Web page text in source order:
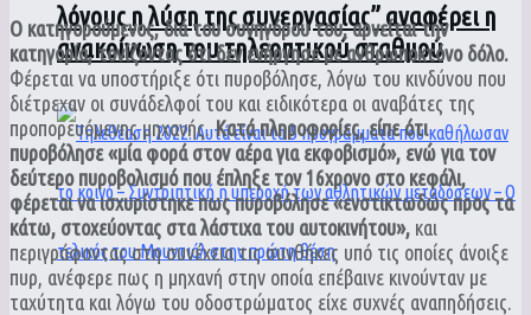
λόγους η λύση της συνεργασίας” αναφέρει η
ανακοίνωση του τηλεοπτικού σταθμού
Ο κατηγορούμενος, διά του συνηγόρου του, αρνείται την
κατηγορία, τονίζοντας ότι δεν ενήργησε με ανθρωποκτόνο δόλο.
Φέρεται να υποστήριξε ότι πυροβόλησε, λόγω του κινδύνου που
διέτρεχαν οι συνάδελφοί του και ειδικότερα οι αναβάτες της
προπορευόμενης μηχανής.Κατά πληροφορίες, είπε ότι
πυροβόλησε «μία φορά στον αέρα για εκφοβισμό», ενώ για τον
δεύτερο πυροβολισμό που έπληξε τον 16χρονο στο κεφάλι,
φέρεται να ισχυρίστηκε πως πυροβόλησε «ενστικτωδώς προς τα
κάτω, στοχεύοντας στα λάστιχα του αυτοκινήτου», και
περιγράφοντας στη συνέχεια τις συνθήκες υπό τις οποίες άνοιξε
πυρ, ανέφερε πως η μηχανή στην οποία επέβαινε κινούνταν με
ταχύτητα και λόγω του οδοστρώματος είχε συχνές αναπηδήσεις.